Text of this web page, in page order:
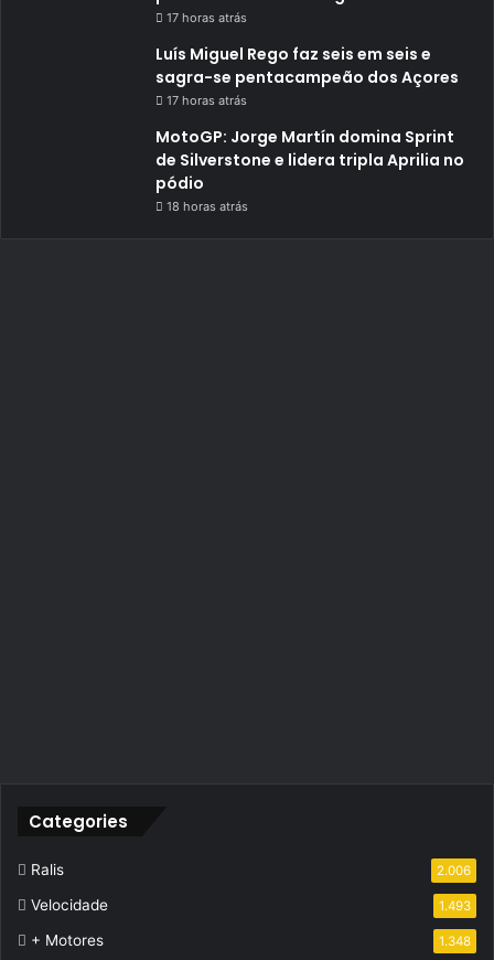
17 horas atrás
Luís Miguel Rego faz seis em seis e
sagra-se pentacampeão dos Açores
17 horas atrás
MotoGP: Jorge Martín domina Sprint
de Silverstone e lidera tripla Aprilia no
pódio
18 horas atrás
Categories
Ralis 2.006
Velocidade 1.493
+ Motores 1.348